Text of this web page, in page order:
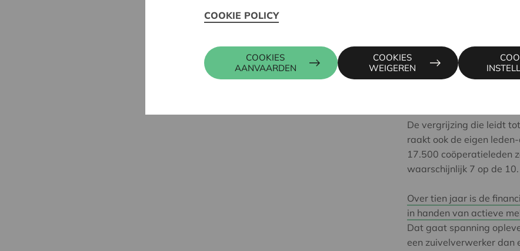
Fijn, zo'n
de ledenvergaderingen
benadrukken de
Van de solvabiliteit van
ledenobligaties en
De vergrijzing die leidt
raakt ook de eigen
17.500 coöperatieleden
waarschijnlijk 7 op de 10.
Over tien jaar is de
in handen van actieve
Dat gaat spanning
een zuivelverwerker dan
COOKIE POLICY
COOKIES
AANVAARDEN
COOKIES
WEIGEREN